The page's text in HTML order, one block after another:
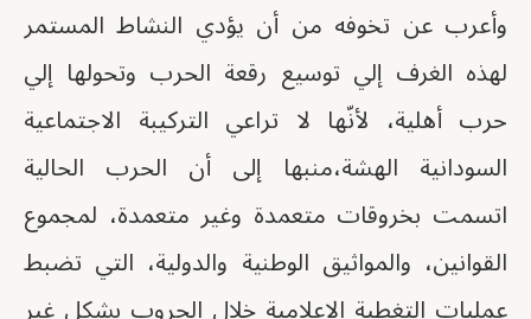
وأعرب عن تخوفه من أن يؤدي النشاط المستمر
لهذه الغرف إلي توسيع رقعة الحرب وتحولها إلي
حرب أهلية، لأنّها لا تراعي التركيبة الاجتماعية
السودانية الهشة،منبها إلى أن الحرب الحالية
اتسمت بخروقات متعمدة وغير متعمدة، لمجموع
القوانين، والمواثيق الوطنية والدولية، التي تضبط